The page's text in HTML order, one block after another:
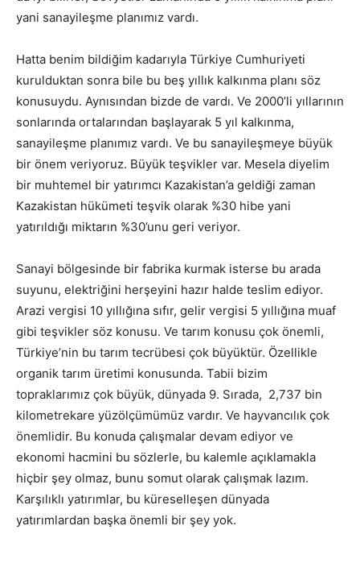
yani sanayileşme planımız vardı.
Hatta benim bildiğim kadarıyla Türkiye Cumhuriyeti
kurulduktan sonra bile bu beş yıllık kalkınma planı söz
konusuydu. Aynısından bizde de vardı. Ve 2000’li yıllarının
sonlarında ortalarından başlayarak 5 yıl kalkınma,
sanayileşme planımız vardı. Ve bu sanayileşmeye büyük
bir önem veriyoruz. Büyük teşvikler var. Mesela diyelim
bir muhtemel bir yatırımcı Kazakistan’a geldiği zaman
Kazakistan hükümeti teşvik olarak %30 hibe yani
yatırıldığı miktarın %30’unu geri veriyor.
Sanayi bölgesinde bir fabrika kurmak isterse bu arada
suyunu, elektriğini herşeyini hazır halde teslim ediyor.
Arazi vergisi 10 yıllığına sıfır, gelir vergisi 5 yıllığına muaf
gibi teşvikler söz konusu. Ve tarım konusu çok önemli,
Türkiye’nin bu tarım tecrübesi çok büyüktür. Özellikle
organik tarım üretimi konusunda. Tabii bizim
topraklarımız çok büyük, dünyada 9. Sırada, 2,737 bin
kilometrekare yüzölçümümüz vardır. Ve hayvancılık çok
önemlidir. Bu konuda çalışmalar devam ediyor ve
ekonomi hacmini bu sözlerle, bu kalemle açıklamakla
hiçbir şey olmaz, bunu somut olarak çalışmak lazım.
Karşılıklı yatırımlar, bu küreselleşen dünyada
yatırımlardan başka önemli bir şey yok.